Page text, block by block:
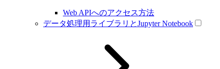
Web APIへのアクセス方法
データ処理用ライブラリとJupyter Notebook